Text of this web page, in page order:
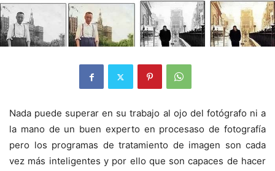
Nada puede superar en su trabajo al ojo del fotógrafo ni a
la mano de un buen experto en procesaso de fotografía
pero los programas de tratamiento de imagen son cada
vez más inteligentes y por ello que son capaces de hacer